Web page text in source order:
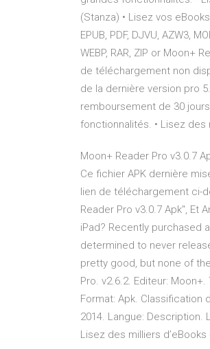
(Stanza) • Lisez vos
EPUB, PDF, DJVU, AZW3,
WEBP, RAR, ZIP or Moon+
de téléchargement non
de la dernière version pro
remboursement de 30
fonctionnalités. • Lisez des
Moon+ Reader Pro v3.0.7
Ce fichier APK dernière
lien de téléchargement ci-
Reader Pro v3.0.7 Apk", Et
iPad? Recently purchased
determined to never
pretty good, but none of
Pro. v2.6.2. Editeur:
Format: Apk. Classification
2014. Langue:
Lisez des milliers